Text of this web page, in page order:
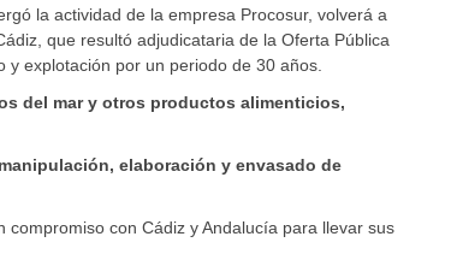
la actividad de la empresa Procosur, volverá a
que resultó adjudicataria de la Oferta Pública
explotación por un periodo de 30 años.
del mar y otros productos alimenticios,
elaboración y envasado de
con Cádiz y Andalucía para llevar sus